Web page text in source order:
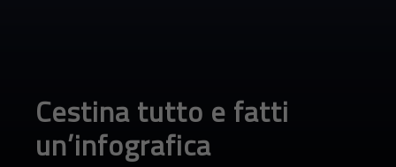
Cestina tutto e fatti
un’infografica